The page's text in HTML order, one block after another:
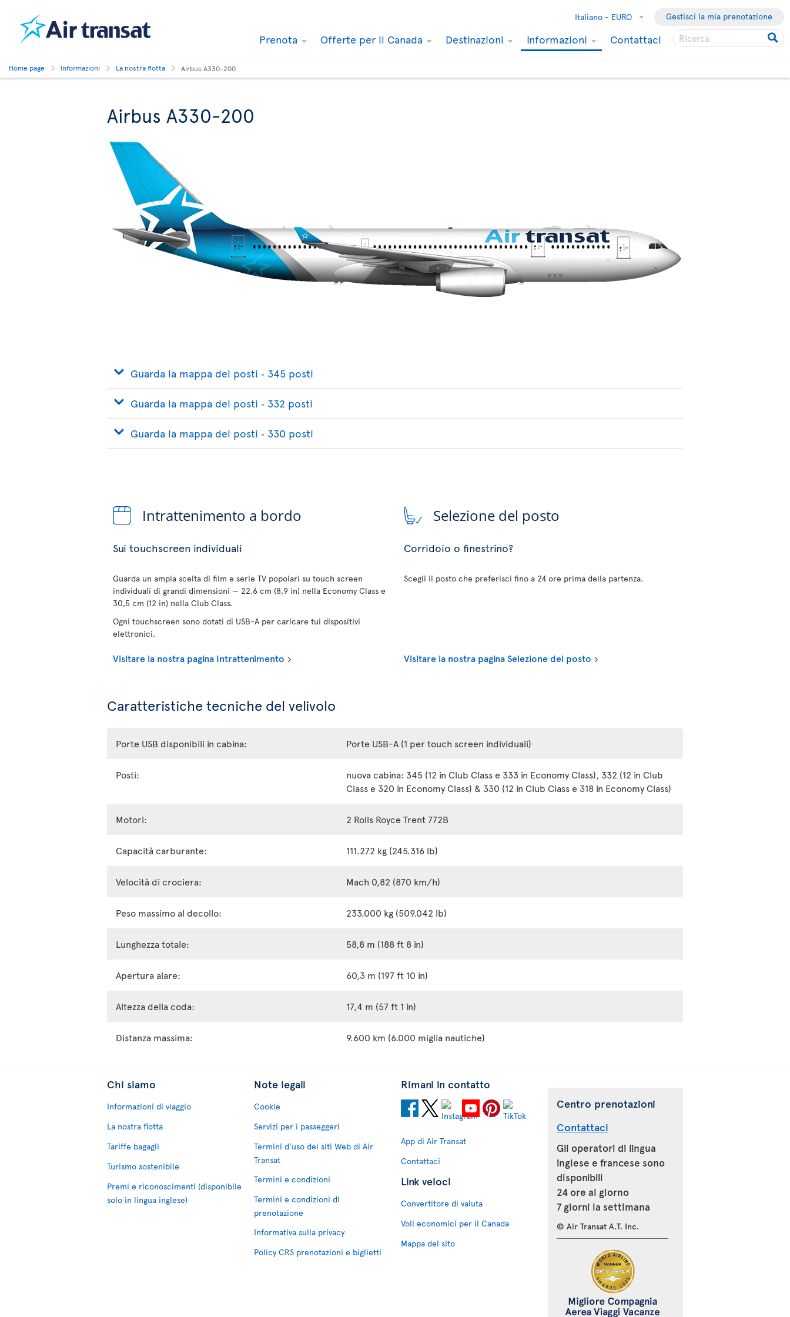
Italiano - EURO Gestisci la mia prenotazione
Prenota Offerte per il Canada Destinazioni Informazioni Contattaci
Home page Informazioni La nostra flotta Airbus A330-200
Airbus A330-200
Guarda la mappa dei posti ‐ 345 posti
Guarda la mappa dei posti ‐ 332 posti
Guarda la mappa dei posti ‐ 330 posti
Intrattenimento a bordo
Sui touchscreen individuali
Guarda un ampia scelta di film e serie TV popolari su touch screen
individuali di grandi dimensioni — 22,6 cm (8,9 in) nella Economy Class e
30,5 cm (12 in) nella Club Class.
Ogni touchscreen sono dotati di USB-A per caricare tui dispositivi
elettronici.
Visitare la nostra pagina Intrattenimento
Selezione del posto
Corridoio o finestrino?
Scegli il posto che preferisci fino a 24 ore prima della partenza.
Visitare la nostra pagina Selezione del posto
Caratteristiche tecniche del velivolo
Porte USB disponibili in cabina: Porte USB-A (1 per touch screen individuali)
Posti:
nuova cabina: 345 (12 in Club Class e 333 in Economy Class), 332 (12 in Club
Class e 320 in Economy Class) & 330 (12 in Club Class e 318 in Economy Class)
Motori: 2 Rolls Royce Trent 772B
Capacità carburante: 111.272 kg (245.316 lb)
Velocità di crociera: Mach 0,82 (870 km/h)
Peso massimo al decollo: 233.000 kg (509.042 lb)
Lunghezza totale: 58,8 m (188 ft 8 in)
Apertura alare: 60,3 m (197 ft 10 in)
Altezza della coda: 17,4 m (57 ft 1 in)
Distanza massima: 9.600 km (6.000 miglia nautiche)
Chi siamo
Informazioni di viaggio
La nostra flotta
Tariffe bagagli
Turismo sostenibile
Premi e riconoscimenti (disponibile
solo in lingua inglese)
Note legali
Cookie
Servizi per i passeggeri
Termini d'uso dei siti Web di Air
Transat
Termini e condizioni
Termini e condizioni di
prenotazione
Informativa sulla privacy
Policy CRS prenotazioni e biglietti
Rimani in contatto
App di Air Transat
Contattaci
Link veloci
Convertitore di valuta
Voli economici per il Canada
Mappa del sito
Centro prenotazioni
Contattaci
Gli operatori di lingua
inglese e francese sono
disponibili
24 ore al giorno
7 giorni la settimana
© Air Transat A.T. Inc.